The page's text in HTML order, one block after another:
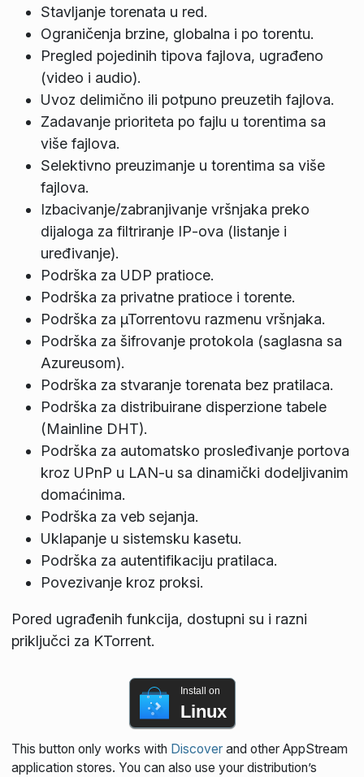
Stavljanje torenata u red.
Ograničenja brzine, globalna i po torentu.
Pregled pojedinih tipova fajlova, ugrađeno
(video i audio).
Uvoz delimično ili potpuno preuzetih fajlova.
Zadavanje prioriteta po fajlu u torentima sa
više fajlova.
Selektivno preuzimanje u torentima sa više
fajlova.
Izbacivanje/zabranjivanje vršnjaka preko
dijaloga za filtriranje IP‑ova (listanje i
uređivanje).
Podrška za UDP pratioce.
Podrška za privatne pratioce i torente.
Podrška za µTorrentovu razmenu vršnjaka.
Podrška za šifrovanje protokola (saglasna sa
Azureusom).
Podrška za stvaranje torenata bez pratilaca.
Podrška za distribuirane disperzione tabele
(Mainline DHT).
Podrška za automatsko prosleđivanje portova
kroz UPnP u LAN‑u sa dinamički dodeljivanim
domaćinima.
Podrška za veb sejanja.
Uklapanje u sistemsku kasetu.
Podrška za autentifikaciju pratilaca.
Povezivanje kroz proksi.
Pored ugrađenih funkcija, dostupni su i razni
priključci za KTorrent.
Install on
Linux
This button only works with Discoverand other AppStream
application stores. You can also use your distribution’s